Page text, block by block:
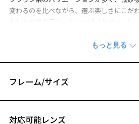
変わるのを比べながら、選ぶ楽しさにこだ
トレンドのクラシックシェイプをベースに
テンプルエンドにはネイルから着想を得た
お子様から小顔の女性のかたに向けた小ぶ
す。
※柄や色味の出方に個体差があり、画像と
フレーム/サイズ
対応可能レンズ